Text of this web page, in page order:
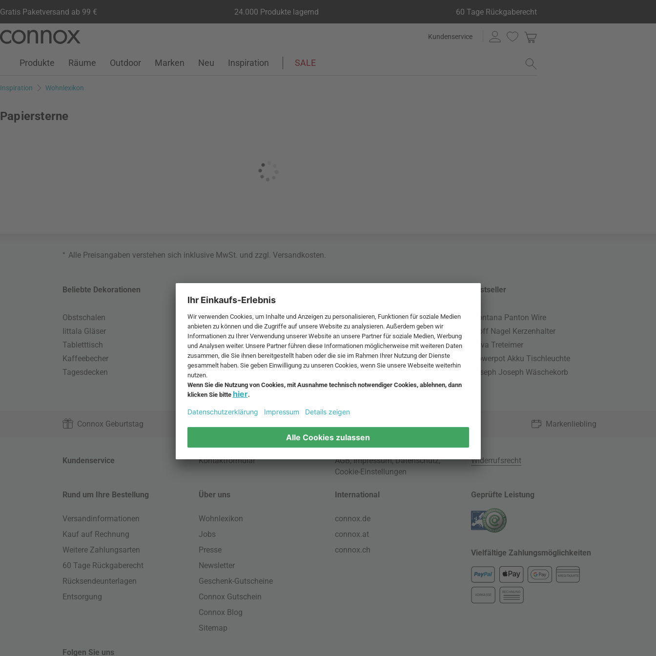
Gratis Paketversand ab 99 € 24.000 Produkte lagernd 60 Tage Rückgaberecht
Seiteninhalt
Suchfeld
Kundenservice
Kundenkonto
Wunschliste
Warenkorb
Produkte Räume Outdoor Marken Neu Inspiration SALE
Inspiration Wohnlexikon
Papiersterne
* Alle Preisangaben verstehen sich inklusive MwSt. und zzgl.Versandkosten.
Beliebte Dekorationen
Obstschalen
Iittala Gläser
Tabletttisch
Kaffeebecher
Tagesdecken
Skandinavische Möbel
Gartenmöbel
Büromöbel
Schlafsofa
Wandregale
HAY Stuhl
Pendellampe für Außen
Muuto Lampen
Kabellose Tischleuchten
Dänische Lampen
Bestseller
Montana Panton Wire
Stoff Nagel Kerzenhalter
Nova Treteimer
Flowerpot Akku Tischleuchte
Joseph Joseph Wäschekorb
Connox Geburtstag Markenliebling
Kundenservice Kontaktformular AGB,Impressum,Datenschutz,
Cookie-Einstellungen
Widerrufsrecht
Rund um Ihre Bestellung
Versandinformationen
Kauf auf Rechnung
Weitere Zahlungsarten
60 Tage Rückgaberecht
Rücksendeunterlagen
Entsorgung
Über uns
Wohnlexikon
Jobs
Presse
Newsletter
Geschenk-Gutscheine
Connox Gutschein
Connox Blog
Sitemap
International
connox.de
connox.at
connox.ch
Geprüfte Leistung
Vielfältige Zahlungsmöglichkeiten
KREDITKARTE
VORKASSE
RECHNUNG
Folgen Sie uns